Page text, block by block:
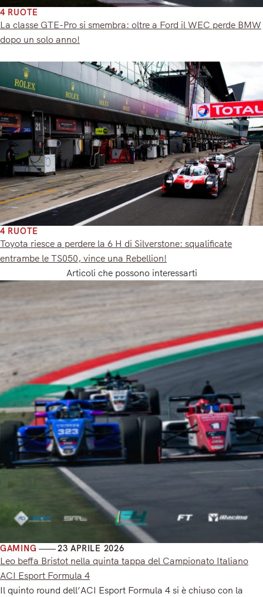
4 RUOTE
La classe GTE-Pro si smembra: oltre a Ford il WEC perde BMW
dopo un solo anno!
4 RUOTE
Toyota riesce a perdere la 6 H di Silverstone: squalificate
entrambe le TS050, vince una Rebellion!
Articoli che possono interessarti
GAMING 23 APRILE 2026
Leo beffa Bristot nella quinta tappa del Campionato Italiano
ACI Esport Formula 4
Il quinto round dell’ACI Esport Formula 4 si è chiuso con la